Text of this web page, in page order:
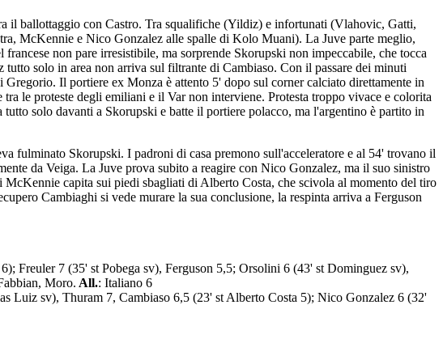
il ballottaggio con Castro. Tra squalifiche (Yildiz) e infortunati (Vlahovic, Gatti,
McKennie e Nico Gonzalez alle spalle di Kolo Muani). La Juve parte meglio,
non pare irresistibile, ma sorprende Skorupski non impeccabile, che tocca
solo in area non arriva sul filtrante di Cambiaso. Con il passare dei minuti
Il portiere ex Monza è attento 5' dopo sul corner calciato direttamente in
le proteste degli emiliani e il Var non interviene. Protesta troppo vivace e colorita
solo davanti a Skorupski e batte il portiere polacco, ma l'argentino è partito in
fulminato Skorupski. I padroni di casa premono sull'acceleratore e al 54' trovano il
da Veiga. La Juve prova subito a reagire con Nico Gonzalez, ma il suo sinistro
capita sui piedi sbagliati di Alberto Costa, che scivola al momento del tiro
Cambiaghi si vede murare la sua conclusione, la respinta arriva a Ferguson
Freuler 7 (35' st Pobega sv), Ferguson 5,5; Orsolini 6 (43' st Dominguez sv),
Moro. All.: Italiano 6
Luiz sv), Thuram 7, Cambiaso 6,5 (23' st Alberto Costa 5); Nico Gonzalez 6 (32'